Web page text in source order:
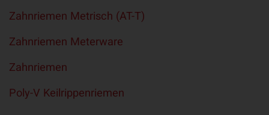
Zahnriemen Metrisch (AT-T)
Zahnriemen Meterware
Zahnriemen
Poly-V Keilrippenriemen